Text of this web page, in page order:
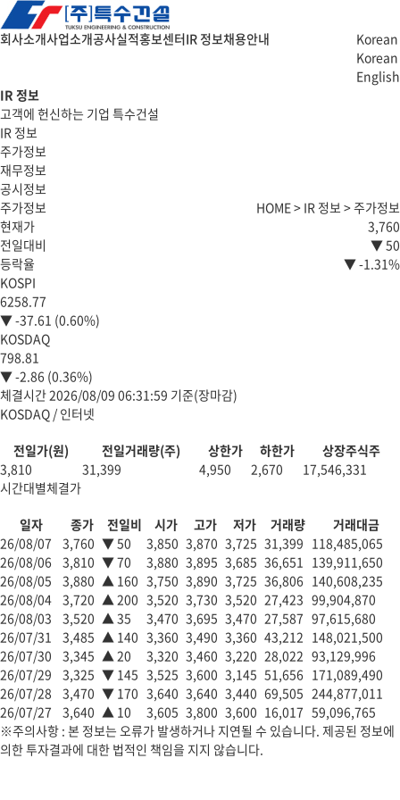
회사소개사업소개공사실적홍보센터IR 정보채용안내
Korean
Korean
English
IR 정보
고객에 헌신하는 기업 특수건설
IR 정보
주가정보
재무정보
공시정보
주가정보
HOME > IR 정보 > 주가정보
현재가
3,760
전일대비
▼ 50
등락율
▼ -1.31%
KOSPI
6258.77
▼ -37.61 (0.60%)
KOSDAQ
798.81
▼ -2.86 (0.36%)
체결시간 2026/08/09 06:31:59 기준(장마감)
KOSDAQ / 인터넷
전일가(원) 전일거래량(주) 상한가 하한가
상장주식주
3,810
31,399 4,950 2,670
17,546,331
시간대별체결가
일자 종가 전일비 시가 고가 저가 거래량
거래대금
26/08/07
3,760 ▼50 3,850 3,870 3,725 31,399 118,485,065
26/08/06
3,810 ▼70 3,880 3,895 3,685 36,651 139,911,650
26/08/05
3,880 ▲ 160 3,750 3,890 3,725 36,806 140,608,235
26/08/04 3,720 ▲ 200 3,520 3,730 3,520 27,423 99,904,870
26/08/03
3,520 ▲ 35 3,470 3,695 3,470 27,587 97,615,680
26/07/31
3,485 ▲ 140 3,360 3,490 3,360 43,212 148,021,500
26/07/30
3,345 ▲ 20 3,320 3,460 3,220 28,022 93,129,996
26/07/29
3,325 ▼ 145 3,525 3,600 3,145 51,656 171,089,490
26/07/28
3,470 ▼ 170 3,640 3,640 3,440 69,505 244,877,011
26/07/27
3,640 ▲ 10 3,605 3,800 3,600 16,017 59,096,765
※주의사항 : 본 정보는 오류가 발생하거나 지연될 수 있습니다. 제공된 정보에
의한 투자결과에 대한 법적인 책임을 지지 않습니다.